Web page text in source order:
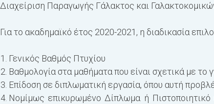
Διαχείριση Παραγωγής Γάλακτος και
Για το ακαδημαϊκό έτος 2020-2021, η διαδικασία
Γενικός Βαθμός Πτυχίου
Βαθμολογία στα μαθήματα που είναι σχετικά με το
Επίδοση σε διπλωματική εργασία, όπου αυτή
Νομίμως επικυρωμένο Δίπλωμα ή